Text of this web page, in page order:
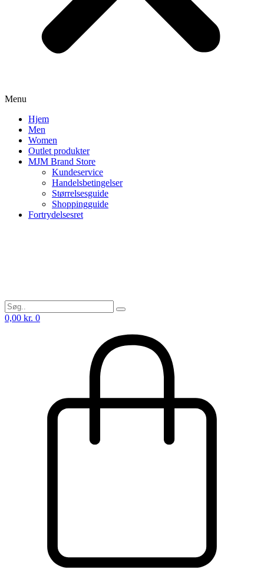
Menu
Hjem
Men
Women
Outlet produkter
MJM Brand Store
Kundeservice
Handelsbetingelser
Størrelsesguide
Shoppingguide
Fortrydelsesret
0,00 kr. 0